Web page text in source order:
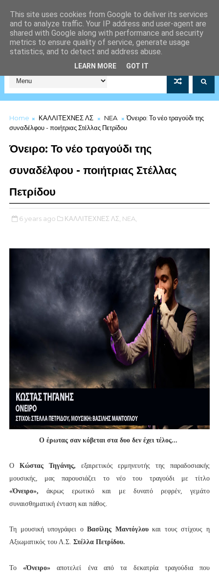
Home ΚΑΛΛΙΤΕΧΝΕΣ ΛΣ NEA
Όνειρο: Το νέο τραγούδι της
συναδέλφου - ποιήτριας Στέλλας Πετρίδου
Όνειρο: Το νέο τραγούδι της
συναδέλφου - ποιήτριας Στέλλας
Πετρίδου
6 years ago ΚΑΛΛΙΤΕΧΝΕΣ ΛΣ, NEA,
Ο έρωτας σαν κόβεται στα δυο δεν έχει τέλος...
Ο Κώστας Τηγάνης, εξαιρετικός ερμηνευτής της παραδοσιακής
μουσικής, μας παρουσιάζει το νέο του τραγούδι με τίτλο
«Όνειρο», άκρως ερωτικό και με δυνατό ρεφρέν, γεμάτο
συναισθηματική ένταση και πάθος.
Τη μουσική υπογράφει οΒασίλης Μαντόγλουκαι τους στίχους η
Αξιωματικός του Λ.Σ. Στέλλα Πετρίδου.
Το«Όνειρο» αποτελεί ένα από τα δεκατρία τραγούδια που
This site uses cookies from Google to deliver its services
and to analyze traffic. Your IP address and user-agent are
shared with Google along with performance and security
metrics to ensure quality of service, generate usage
statistics, and to detect and address abuse.
LEARN MORE GOT IT